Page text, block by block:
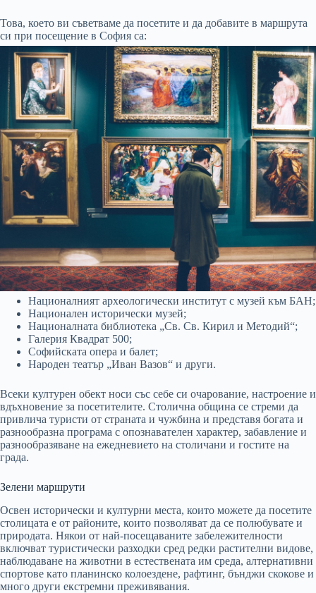
Това, което ви съветваме да посетите и да добавите в маршрута
си при посещение в София са:
Националният археологически институт с музей към БАН;
Национален исторически музей;
Националната библиотека „Св. Св. Кирил и Методий“;
Галерия Квадрат 500;
Софийската опера и балет;
Народен театър „Иван Вазов“ и други.
Всеки културен обект носи със себе си очарование, настроение и
вдъхновение за посетителите. Столична община се стреми да
привлича туристи от страната и чужбина и представя богата и
разнообразна програма с опознавателен характер, забавление и
разнообразяване на ежедневието на столичани и гостите на
града.
Зелени маршрути
Освен исторически и културни места, които можете да посетите
столицата е от районите, които позволяват да се полюбувате и
природата. Някои от най-посещаваните забележителности
включват туристически разходки сред редки растителни видове,
наблюдаване на животни в естествената им среда, алтернативни
спортове като планинско колоездене, рафтинг, бънджи скокове и
много други екстремни преживявания.